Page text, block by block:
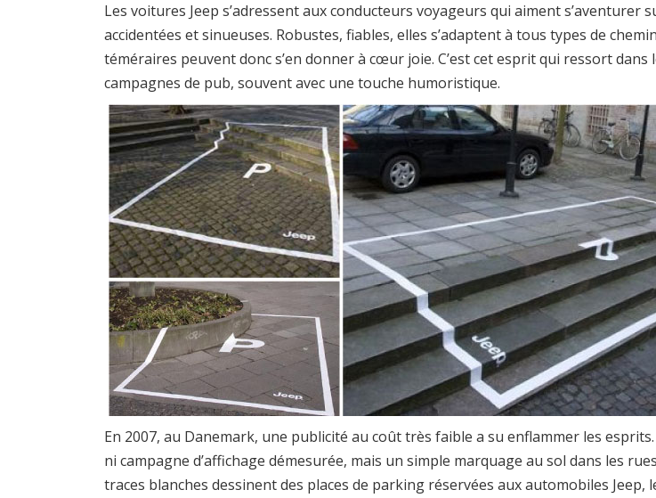
Les voitures Jeep s’adressent aux conducteurs voyageurs qui aiment s’aventurer
accidentées et sinueuses. Robustes, fiables, elles s’adaptent à tous types de
téméraires peuvent donc s’en donner à cœur joie. C’est cet esprit qui ressort dans
campagnes de pub, souvent avec une touche humoristique.
En 2007, au Danemark, une publicité au coût très faible a su enflammer les
ni campagne d’affichage démesurée, mais un simple marquage au sol dans les
traces blanches dessinent des places de parking réservées aux automobiles Jeep,